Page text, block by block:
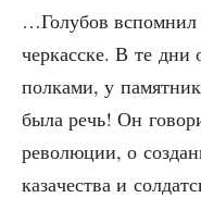
…Голу­бов
чер­кас­ске. В те дни
пол­ка­ми, у
была речь! Он
рево­лю­ции, о
каза­че­ства и